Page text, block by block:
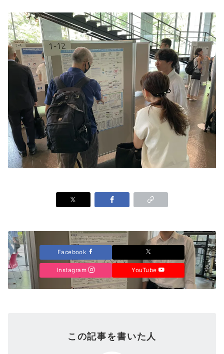
Facebook
Instagram YouTube
この記事を書いた人